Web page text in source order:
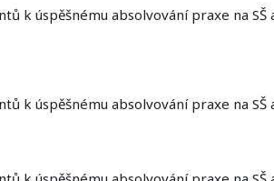
k úspěšnému absolvování praxe na SŠ
k úspěšnému absolvování praxe na SŠ